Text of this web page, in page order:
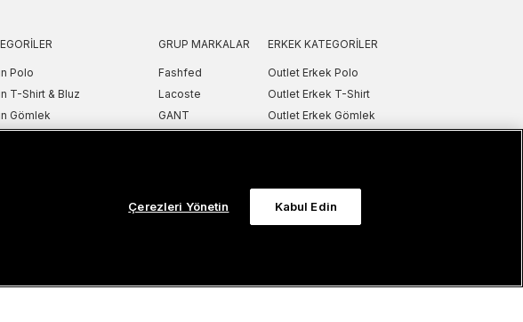
Polo
T-Shirt & Bluz
Gömlek
Yelek
Mont & Ceket
Spor Ayakkabı & Sneaker
Çanta & Cüzdan
GRUP MARKALAR
Fashfed
Lacoste
GANT
Intersport
ERKEK KATEGORILER
Outlet Erkek Polo
Outlet Erkek T-Shirt
Outlet Erkek Gömlek
Outlet Erkek Mont & Ceket
Outlet Erkek Spor Ayakkabı & Sneaker
Çerezleri Yönetin Kabul Edin